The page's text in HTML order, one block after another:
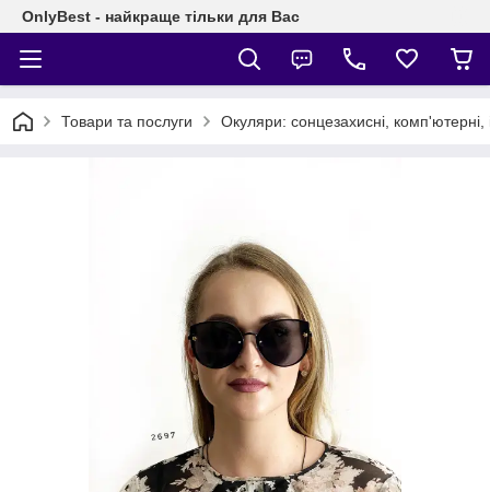
OnlyBest - найкраще тільки для Вас
Товари та послуги Окуляри: сонцезахисні, комп'ютерні,